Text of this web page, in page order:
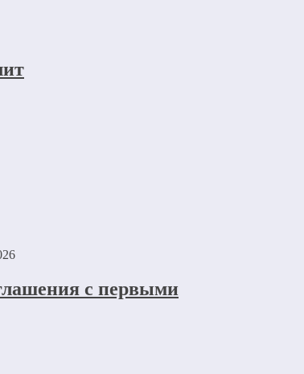
с первыми